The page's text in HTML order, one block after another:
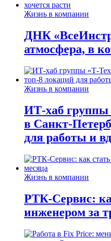
Жизнь в компании
ДНК
атмосфера, в
Жизнь в компании
ИТ-хаб группы
в Санкт-
для работы и
Жизнь в компании
РТК-Сервис:
инженером за